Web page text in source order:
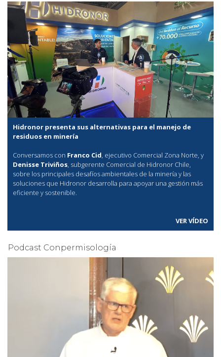
Hidronor presenta sus alternativas para el manejo de
residuos en minería
Conversamos con Franco Cid, ejecutivo Comercial Zona Norte, y
Denisse Triviños, subgerente Comercial de Hidronor Chile,
sobre los principales desafíos ambientales de la minería y las
soluciones que Hidronor desarrolla para apoyar una gestión más
eficiente y sostenible.
VER VÍDEO
Podcast Conpermisología